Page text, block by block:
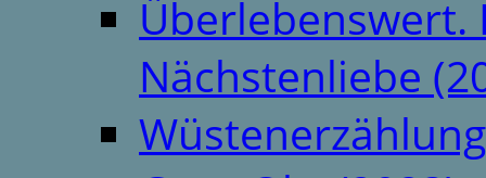
Überlebenswert.
Nächstenliebe